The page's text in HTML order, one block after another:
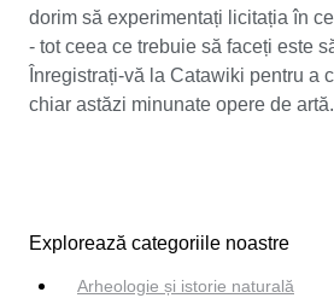
dorim să experimentați licitația în
- tot ceea ce trebuie să faceți este
Înregistrați-vă la Catawiki pentru a
chiar astăzi minunate opere de artă.
Explorează categoriile noastre
Arheologie și istorie naturală